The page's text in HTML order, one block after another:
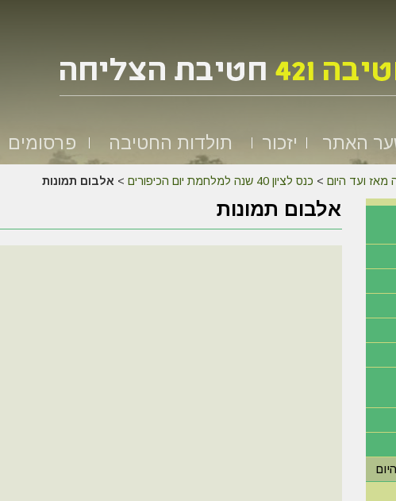
האתר יזכור תולדות החטיבה פרסומים
מאז ועד היום > כנס לציון 40 שנה למלחמת יום הכיפורים > אלבום תמונות
אלבום תמונות